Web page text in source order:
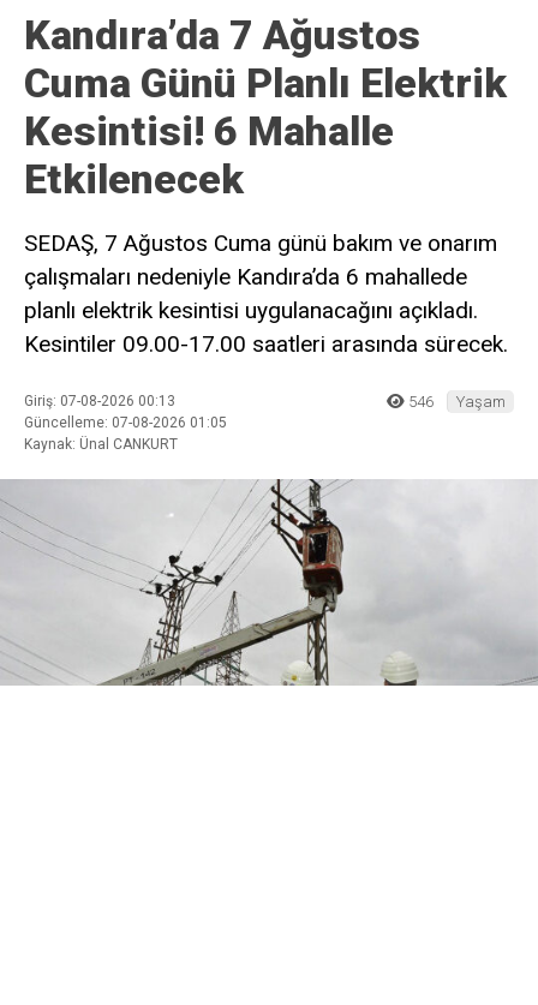
Kandıra’da 7 Ağustos
Cuma Günü Planlı Elektrik
Kesintisi! 6 Mahalle
Etkilenecek
SEDAŞ, 7 Ağustos Cuma günü bakım ve onarım
çalışmaları nedeniyle Kandıra’da 6 mahallede
planlı elektrik kesintisi uygulanacağını açıkladı.
Kesintiler 09.00-17.00 saatleri arasında sürecek.
Giriş: 07-08-2026 00:13
Güncelleme: 07-08-2026 01:05
Kaynak: Ünal CANKURT
546 Yaşam